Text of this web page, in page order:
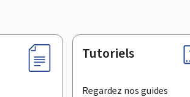
Tutoriels
Regardez nos guides